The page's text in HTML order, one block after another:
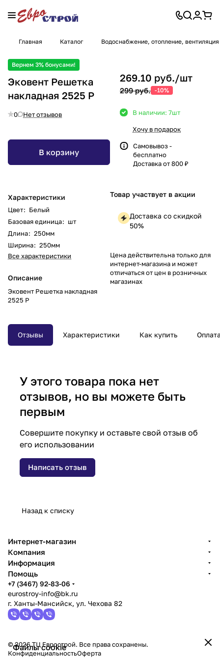
Главная Каталог Водоснабжение, отопление, вентиляция
Вернем 3% бонусами!
Эковент Решетка
накладная 2525 Р
0 Нет отзывов
В корзину
Характеристики
Цвет: Белый
Базовая единица: шт
Длина: 250мм
Ширина: 250мм
Все характеристики
Описание
Эковент Решетка накладная
2525 Р
269.10 руб./шт
299 руб. -10%
В наличии: 7шт
Хочу в подарок
Самовывоз -
бесплатно
Доставка от 800 ₽
Товар участвует в акции
Доставка со скидкой
50%
Цена действительна только для
интернет-магазина и может
отличаться от цен в розничных
магазинах
Отзывы Характеристики Как купить
У этого товара пока нет
отзывов, но вы можете быть
первым
Совершите покупку и оставьте свой отзыв об
его использовании
Написать отзыв
Назад к списку
Файлы cookie
Интернет-магазин
Компания
Информация
Помощь
+7 (3467) 92-83-06
eurostroy-info@bk.ru
г. Ханты-Мансийск, ул. Чехова 82
© 2026 ТЦ Еврострой. Все права сохранены.
КонфиденциальностьОферта